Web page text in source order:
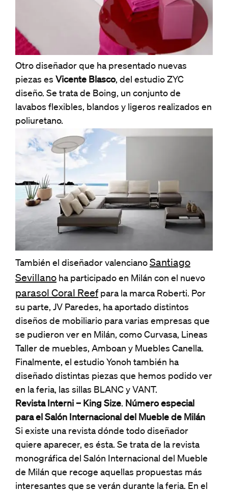
Otro diseñador que ha presentado nuevas
piezas es Vicente Blasco, del estudio ZYC
diseño. Se trata de Boing, un conjunto de
lavabos flexibles, blandos y ligeros realizados en
poliuretano.
También el diseñador valenciano Santiago
Sevillano ha participado en Milán con el nuevo
parasol Coral Reef para la marca Roberti. Por
su parte, JV Paredes, ha aportado distintos
diseños de mobiliario para varias empresas que
se pudieron ver en Milán, como Curvasa, Lineas
Taller de muebles, Amboan y Muebles Canella.
Finalmente, el estudio Yonoh también ha
diseñado distintas piezas que hemos podido ver
en la feria, las sillas BLANC y VANT.
Revista Interni – King Size. Número especial
para el Salón Internacional del Mueble de Milán
Si existe una revista dónde todo diseñador
quiere aparecer, es ésta. Se trata de la revista
monográfica del Salón Internacional del Mueble
de Milán que recoge aquellas propuestas más
interesantes que se verán durante la feria. En el